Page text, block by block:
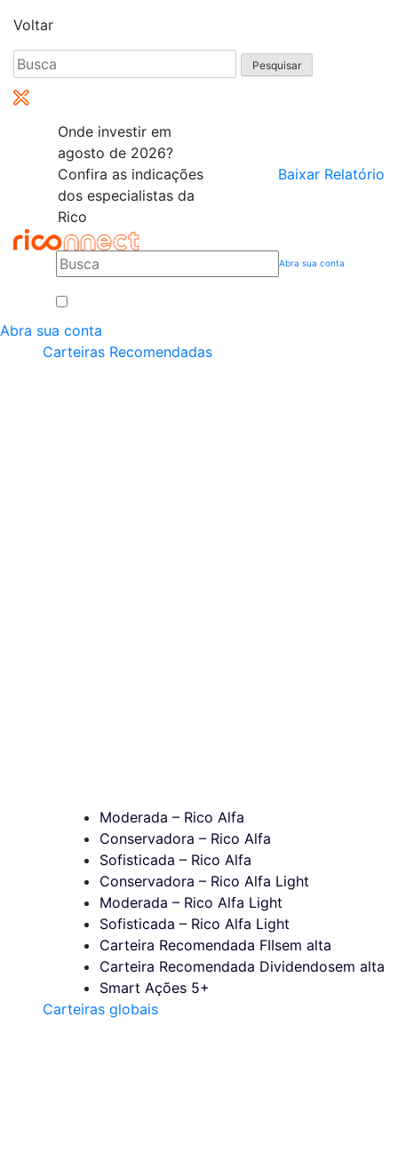
Voltar
Pesquisar
por:
Onde investir em
agosto de 2026?
Confira as indicações
dos especialistas da
Rico
Baixar Relatório
Abra sua conta
Abra sua conta
Carteiras Recomendadas
Moderada – Rico Alfa
Conservadora – Rico Alfa
Sofisticada – Rico Alfa
Conservadora – Rico Alfa Light
Moderada – Rico Alfa Light
Sofisticada – Rico Alfa Light
Carteira Recomendada FIIsem alta
Carteira Recomendada Dividendosem alta
Smart Ações 5+
Carteiras globais